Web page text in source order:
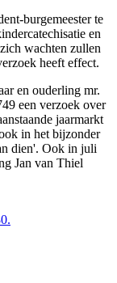
burgemeester te
en
wachten zullen
heeft effect.
en ouderling mr.
een verzoek over
jaarmarkt
in het bijzonder
dien'. Ook in juli
Jan van Thiel